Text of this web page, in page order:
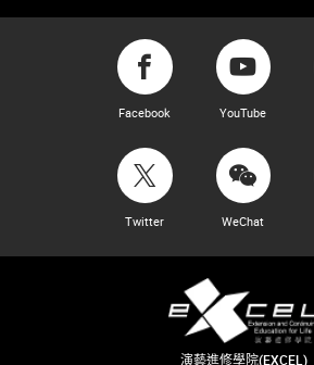
Facebook YouTube
Twitter WeChat
演藝進修學院(EXCEL)